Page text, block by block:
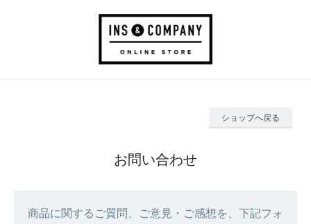
ショップへ戻る
お問い合わせ
商品に関するご質問、ご意見・ご感想を、下記フォ